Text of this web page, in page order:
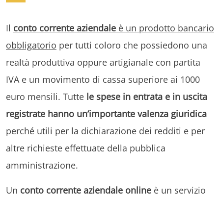
Il conto corrente aziendale è un prodotto bancario
obbligatorio per tutti coloro che possiedono una
realtà produttiva oppure artigianale con partita
IVA e un movimento di cassa superiore ai 1000
euro mensili. Tutte le spese in entrata e in uscita
registrate hanno un’importante valenza giuridica
perché utili per la dichiarazione dei redditi e per
altre richieste effettuate della pubblica
amministrazione.
Un conto corrente aziendale online è un servizio